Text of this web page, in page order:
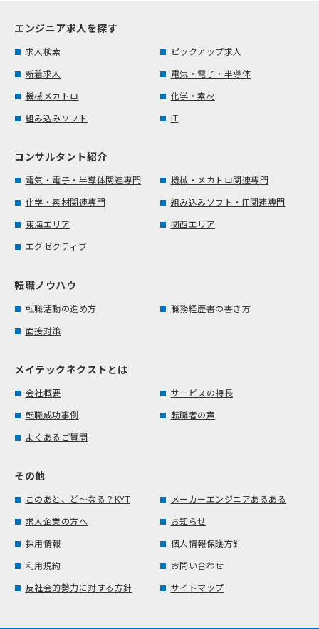
エンジニア求人を探す
求人検索
ピックアップ求人
新着求人
電気・電子・半導体
機械メカトロ
化学・素材
組み込みソフト
IT
コンサルタント紹介
電気・電子・半導体関連専門
機械・メカトロ関連専門
化学・素材関連専門
組み込みソフト・IT関連専門
東海エリア
関西エリア
エグゼクティブ
転職ノウハウ
転職活動の進め方
職務経歴書の書き方
面接対策
メイテックネクストとは
会社概要
サービスの特長
転職成功事例
転職者の声
よくあるご質問
その他
このあと、ど～なる？KYT
メーカーエンジニアあるある
求人企業の方へ
お知らせ
採用情報
個人情報保護方針
利用規約
お問い合わせ
反社会的勢力に対する方針
サイトマップ